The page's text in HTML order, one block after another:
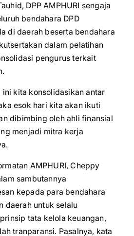
DPP AMPHURI sengaja
bendahara DPD
di daerah beserta bendahara
dalam pelatihan
pengurus terkait
ini kita konsolidasikan antar
esok hari kita akan ikuti
dibimbing oleh ahli finansial
menjadi mitra kerja
AMPHURI, Cheppy
sambutannya
kepada para bendahara
daerah untuk selalu
tata kelola keuangan,
tranparansi. Pasalnya, kata